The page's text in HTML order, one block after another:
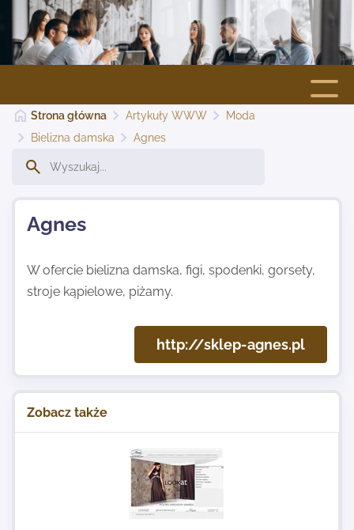
Strona główna
Dodaj stronę
Najnowsze
Kontakt
Strona główna Artykuły WWW
Moda
Bielizna damska
Agnes
Agnes
W ofercie bielizna damska, figi, spodenki, gorsety,
stroje kąpielowe, piżamy.
http://sklep-agnes.pl
Zobacz także